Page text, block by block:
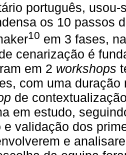
português,
os 10 passos
10 em 3 fases,
cenarização é
em 2 workshops
com uma
de
em estudo,
e validação dos
e